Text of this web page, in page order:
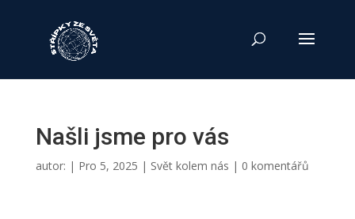
Našli jsme pro vás
autor: | Pro 5, 2025 | Svět kolem nás | 0 komentářů